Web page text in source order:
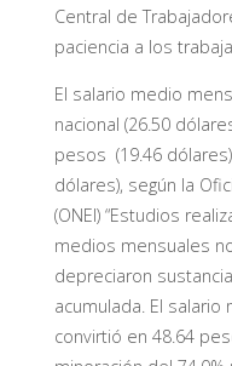
Central de
paciencia a los
El salario medio
nacional (26.50
pesos (19.46
dólares), según la
(ONEI) “Estudios
medios mensuales
depreciaron
acumulada. El
convirtió en 48.64